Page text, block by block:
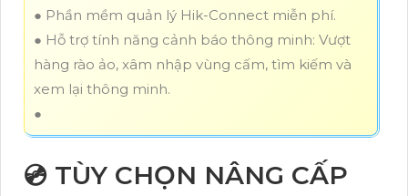
● Phần mềm quản lý Hik-Connect miễn phí.
● Hỗ trợ tính năng cảnh báo thông minh: Vượt
hàng rào ảo, xâm nhập vùng cấm, tìm kiếm và
xem lại thông minh.
●
💿 TÙY CHỌN NÂNG CẤP